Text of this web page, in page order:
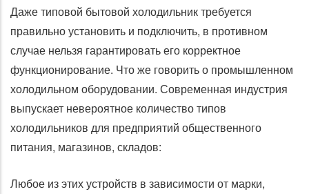
Даже типовой бытовой холодильник требуется
правильно установить и подключить, в противном
случае нельзя гарантировать его корректное
функционирование. Что же говорить о промышленном
холодильном оборудовании. Современная индустрия
выпускает невероятное количество типов
холодильников для предприятий общественного
питания, магазинов, складов:
Любое из этих устройств в зависимости от марки,